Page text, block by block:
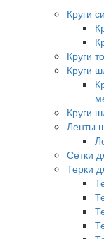
Круги
Круги
Круги
Круги
Ленты
Сетки
Терки